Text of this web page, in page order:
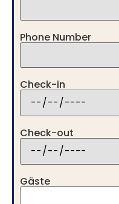
Phone Number
Check-in
Check-out
Gäste